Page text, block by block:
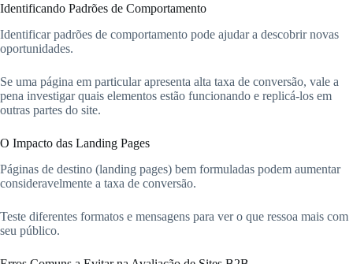
Identificando Padrões de Comportamento
Identificar padrões de comportamento pode ajudar a descobrir novas
oportunidades.
Se uma página em particular apresenta alta taxa de conversão, vale a
pena investigar quais elementos estão funcionando e replicá-los em
outras partes do site.
O Impacto das Landing Pages
Páginas de destino (landing pages) bem formuladas podem aumentar
consideravelmente a taxa de conversão.
Teste diferentes formatos e mensagens para ver o que ressoa mais com
seu público.